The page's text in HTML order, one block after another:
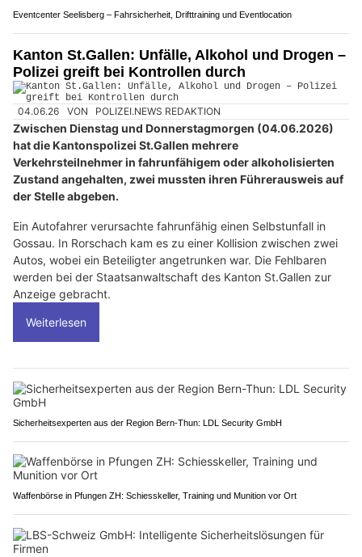
Eventcenter Seelisberg – Fahrsicherheit, Drifttraining und Eventlocation
Kanton St.Gallen: Unfälle, Alkohol und Drogen –
Polizei greift bei Kontrollen durch
04.06.26 VON POLIZEI.NEWS REDAKTION
Zwischen Dienstag und Donnerstagmorgen (04.06.2026)
hat die Kantonspolizei St.Gallen mehrere
Verkehrsteilnehmer in fahrunfähigem oder alkoholisierten
Zustand angehalten, zwei mussten ihren Führerausweis auf
der Stelle abgeben.
Ein Autofahrer verursachte fahrunfähig einen Selbstunfall in
Gossau. In Rorschach kam es zu einer Kollision zwischen zwei
Autos, wobei ein Beteiligter angetrunken war. Die Fehlbaren
werden bei der Staatsanwaltschaft des Kanton St.Gallen zur
Anzeige gebracht.
Weiterlesen
Sicherheitsexperten aus der Region Bern-Thun: LDL Security GmbH
Waffenbörse in Pfungen ZH: Schiesskeller, Training und Munition vor Ort